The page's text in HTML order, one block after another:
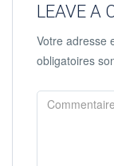
LEAVE A
Votre adresse
obligatoires